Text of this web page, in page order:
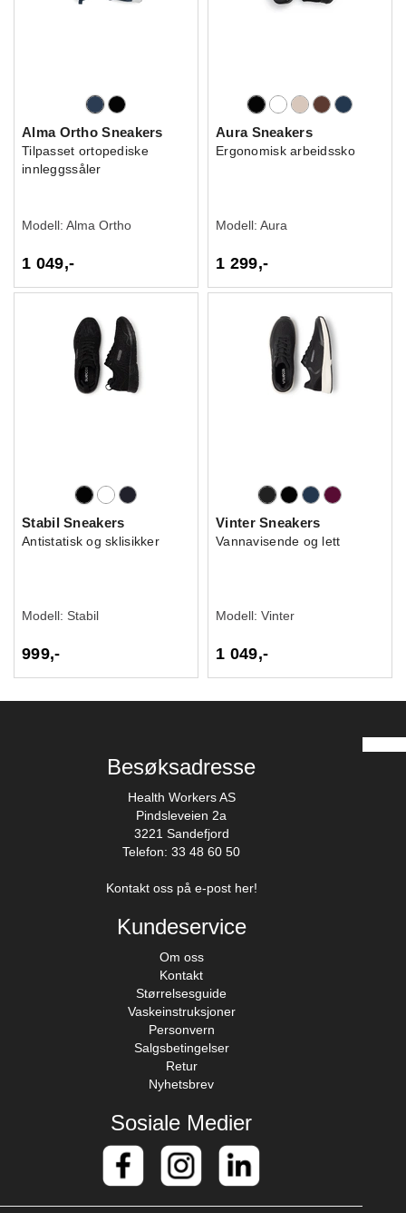
Alma Ortho Sneakers
Tilpasset ortopediske
innleggssåler
Modell: Alma Ortho
1 049,-
Aura Sneakers
Ergonomisk arbeidssko
Modell: Aura
1 299,-
Stabil Sneakers
Antistatisk og sklisikker
Modell: Stabil
999,-
Vinter Sneakers
Vannavisende og lett
Modell: Vinter
1 049,-
Besøksadresse
Health Workers AS
Pindsleveien 2a
3221 Sandefjord
Telefon: 33 48 60 50
Kontakt oss på e-post her!
Kundeservice
Om oss
Kontakt
Størrelsesguide
Vaskeinstruksjoner
Personvern
Salgsbetingelser
Retur
Nyhetsbrev
Sosiale Medier